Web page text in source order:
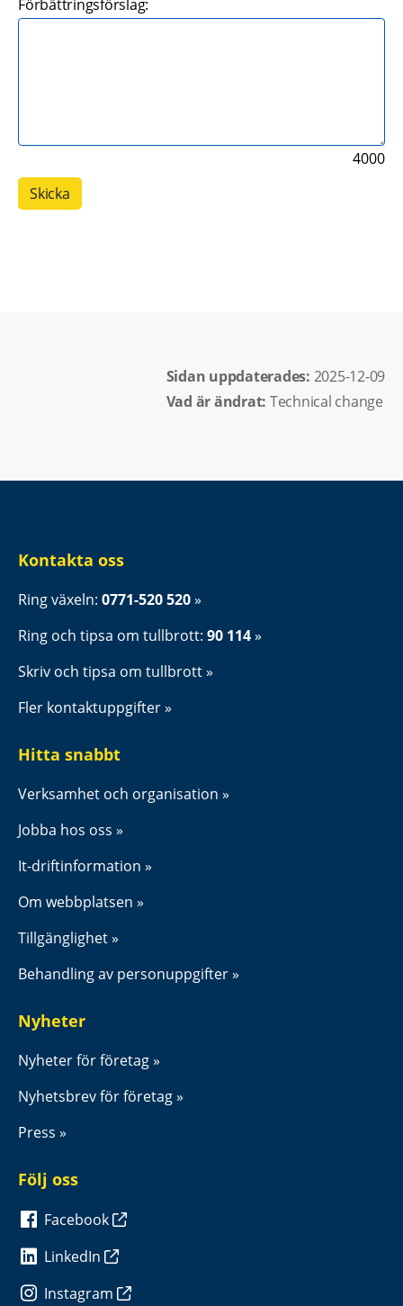
Förbättringsförslag:
4000
Sidan uppdaterades: 2025-12-09
Vad är ändrat: Technical change
Kontakta oss
Ring växeln: 0771-520 520
Ring och tipsa om tullbrott: 90 114
Skriv och tipsa om tullbrott
Fler kontaktuppgifter
Hitta snabbt
Verksamhet och organisation
Jobba hos oss
It-driftinformation
Om webbplatsen
Tillgänglighet
Behandling av personuppgifter
Nyheter
Nyheter för företag
Nyhetsbrev för företag
Press
Följ oss
Facebook
LinkedIn
Instagram